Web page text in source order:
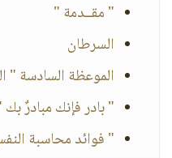
" مقــدمة "
السرطان
الموعظة السادسة "
" بادر فإنك مبادرٌ
" فوائد محاسبة